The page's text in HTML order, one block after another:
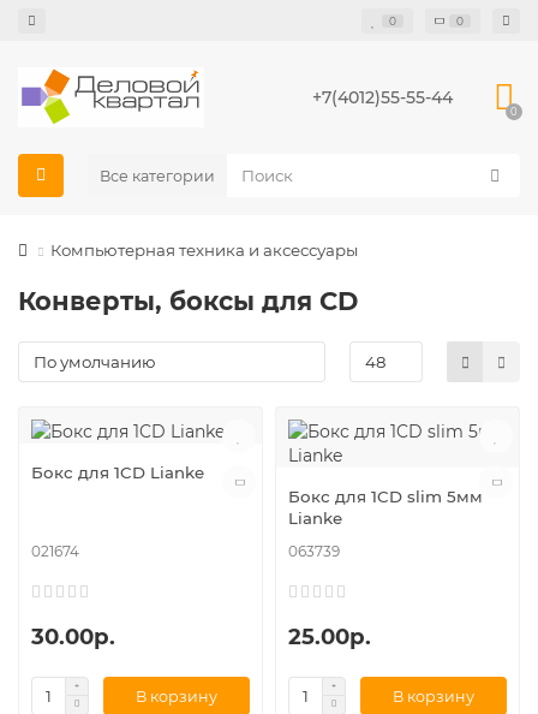
0 0
+7(4012)55-55-44
0
Все категории
Компьютерная техника и аксессуары
Конверты, боксы для CD
Бокс для 1CD Lianke
021674
30.00р.
В корзину
Бокс для 1CD slim 5мм
Lianke
063739
25.00р.
В корзину